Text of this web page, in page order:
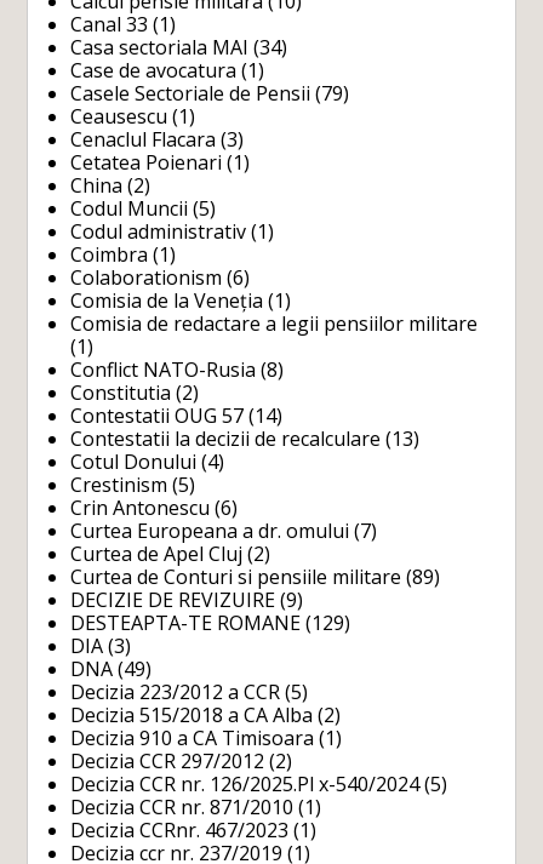
Canal 33 (1)
Casa sectoriala MAI (34)
Case de avocatura (1)
Casele Sectoriale de Pensii (79)
Ceausescu (1)
Cenaclul Flacara (3)
Cetatea Poienari (1)
China (2)
Codul Muncii (5)
Codul administrativ (1)
Coimbra (1)
Colaborationism (6)
Comisia de la Veneția (1)
Comisia de redactare a legii pensiilor militare
(1)
Conflict NATO-Rusia (8)
Constitutia (2)
Contestatii OUG 57 (14)
Contestatii la decizii de recalculare (13)
Cotul Donului (4)
Crestinism (5)
Crin Antonescu (6)
Curtea Europeana a dr. omului (7)
Curtea de Apel Cluj (2)
Curtea de Conturi si pensiile militare (89)
DECIZIE DE REVIZUIRE (9)
DESTEAPTA-TE ROMANE (129)
DIA (3)
DNA (49)
Decizia 223/2012 a CCR (5)
Decizia 515/2018 a CA Alba (2)
Decizia 910 a CA Timisoara (1)
Decizia CCR 297/2012 (2)
Decizia CCR nr. 126/2025.Pl x-540/2024(5)
Decizia CCR nr. 871/2010 (1)
Decizia CCRnr. 467/2023 (1)
Decizia ccr nr. 237/2019 (1)